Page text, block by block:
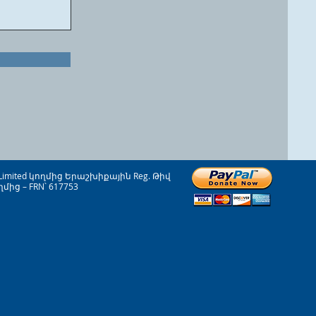
կողմից Երաշխիքային Reg. Թիվ
– FRN՝ 617753